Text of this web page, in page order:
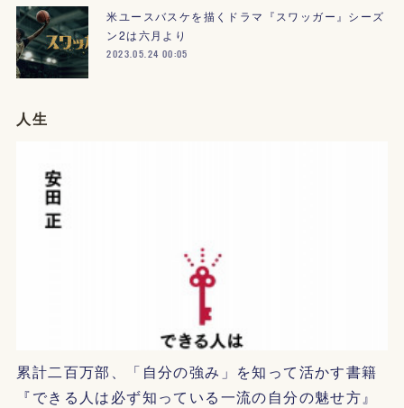
米ユースバスケを描くドラマ『スワッガー』シーズ
ン2は六月より
2023.05.24 00:05
人生
累計二百万部、「自分の強み」を知って活かす書籍
『できる人は必ず知っている一流の自分の魅せ方』